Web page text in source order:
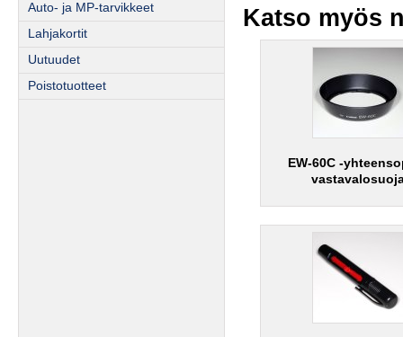
Auto- ja MP-tarvikkeet
Lahjakortit
Uutuudet
Poistotuotteet
Katso myös
EW-60C -